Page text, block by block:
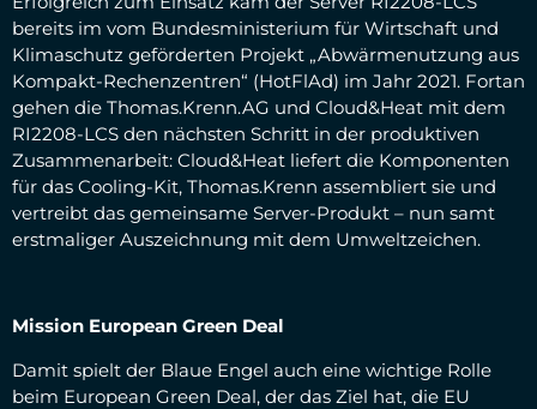
bereits im vom Bundesministerium für Wirtschaft und
Klimaschutz geförderten Projekt „Abwärmenutzung aus
Kompakt-Rechenzentren“ (HotFlAd) im Jahr 2021. Fortan
gehen die Thomas.Krenn.AG und Cloud&Heat mit dem
RI2208-LCS den nächsten Schritt in der produktiven
Zusammenarbeit: Cloud&Heat liefert die Komponenten
für das Cooling-Kit, Thomas.Krenn assembliert sie und
vertreibt das gemeinsame Server-Produkt – nun samt
erstmaliger Auszeichnung mit dem Umweltzeichen.
Mission European Green Deal
Damit spielt der Blaue Engel auch eine wichtige Rolle
beim European Green Deal, der das Ziel hat, die EU